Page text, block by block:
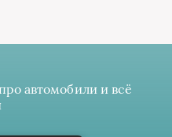
автомобили и всё